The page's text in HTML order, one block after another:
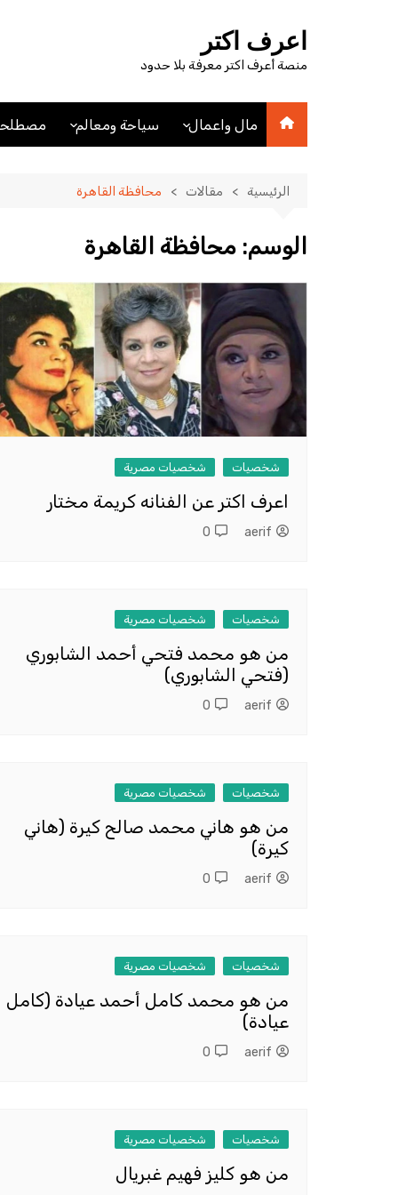
اعرف اكتر
منصة أعرف اكتر معرفة بلا حدود
مال واعمال
مصطلحات اقتصادية
سياحة ومعالم
فنادق
الرئيسية مقالات محافظة القاهرة
الوسم: محافظة القاهرة
شخصيات شخصيات مصرية
اعرف اكتر عن الفنانه كريمة مختار
aerif
0
شخصيات شخصيات مصرية
من هو محمد فتحي أحمد الشابوري
(فتحي الشابوري)
aerif
0
شخصيات شخصيات مصرية
من هو هاني محمد صالح كيرة (هاني
كيرة)
aerif
0
شخصيات شخصيات مصرية
من هو محمد كامل أحمد عيادة (كامل
عيادة)
aerif
0
شخصيات شخصيات مصرية
من هو كليز فهيم غبريال